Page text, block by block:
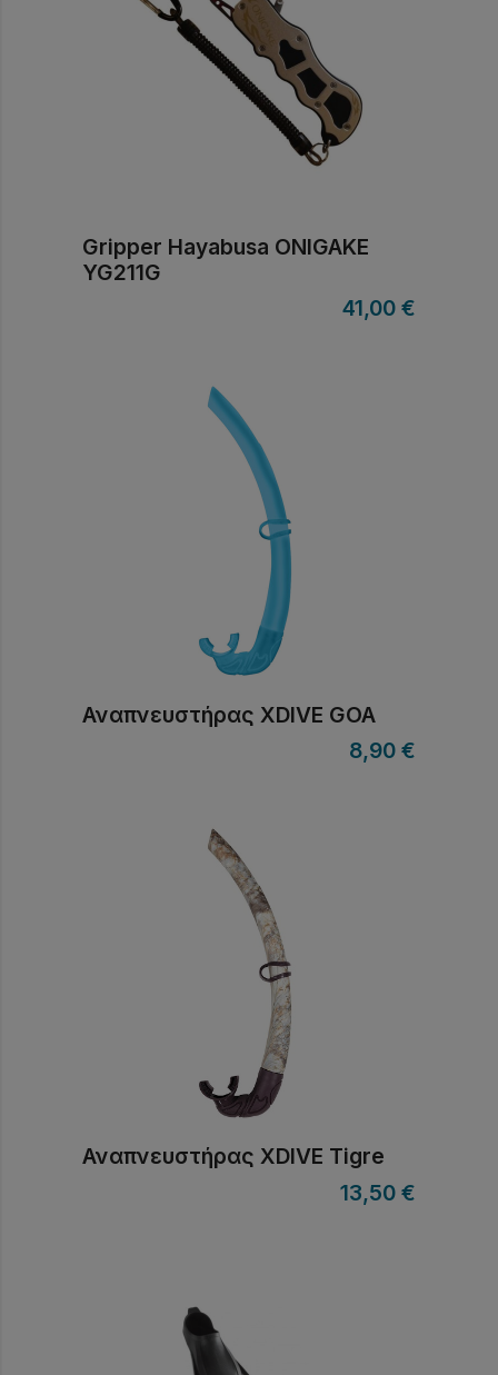
Gripper Hayabusa ONIGAKE
YG211G
41,00 €
Αναπνευστήρας XDIVE GOA
8,90 €
Αναπνευστήρας XDIVE Tigre
13,50 €